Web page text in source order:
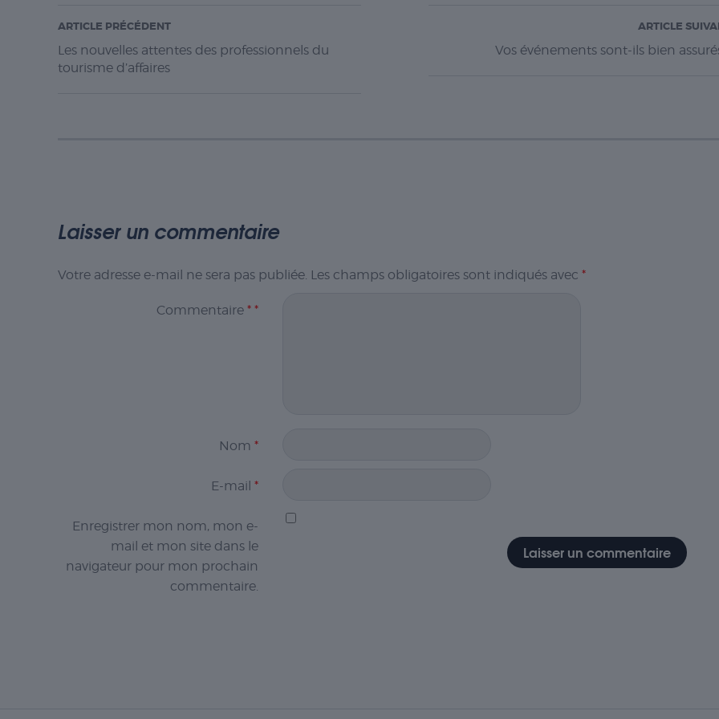
ARTICLE PRÉCÉDENT
Les nouvelles attentes des professionnels du
tourisme d’affaires
ARTICLE
Vos événements sont-ils bien
Laisser un commentaire
Votre adresse e-mail ne sera pas publiée. Les champs obligatoires sont indiqués avec *
Commentaire * *
Nom *
E-mail *
Enregistrer mon nom, mon e-
mail et mon site dans le
navigateur pour mon prochain
commentaire.